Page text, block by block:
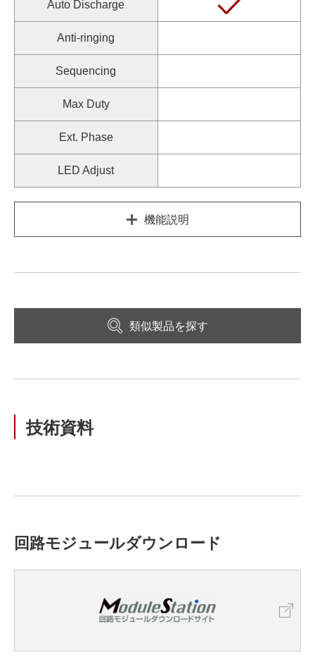
Auto Discharge
Anti-ringing
Sequencing
Max Duty
Ext. Phase
LED Adjust
機能説明
類似製品を探す
技術資料
回路モジュールダウンロード